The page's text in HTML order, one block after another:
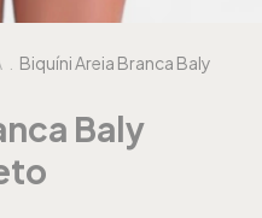
Biquíni Areia Branca Baly
Baly